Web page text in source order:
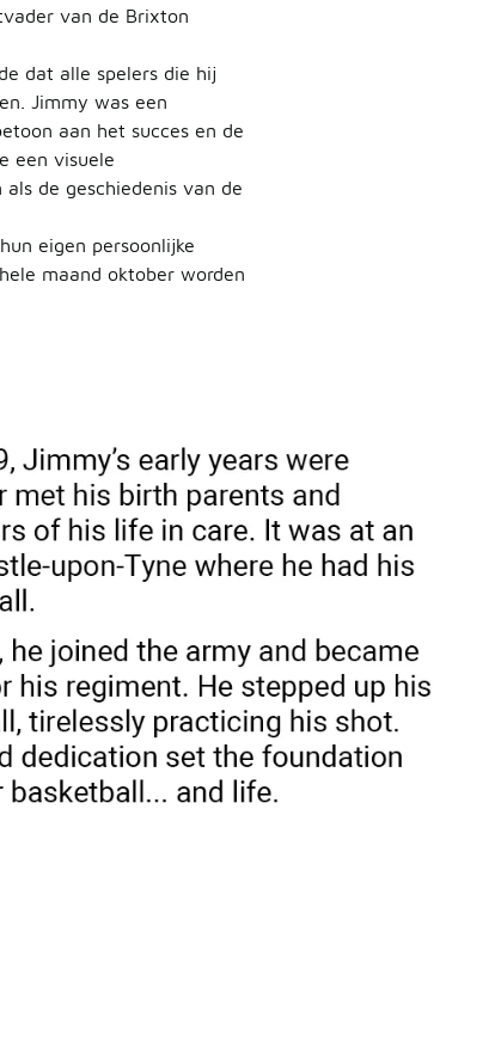
van de Brixton
dat alle spelers die hij
Jimmy was een
aan het succes en de
een visuele
de geschiedenis van de
eigen persoonlijke
maand oktober worden